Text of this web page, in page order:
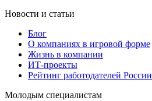
Новости и статьи
Блог
О компаниях в игровой форме
Жизнь в компании
ИТ-проекты
Рейтинг работодателей России
Молодым специалистам